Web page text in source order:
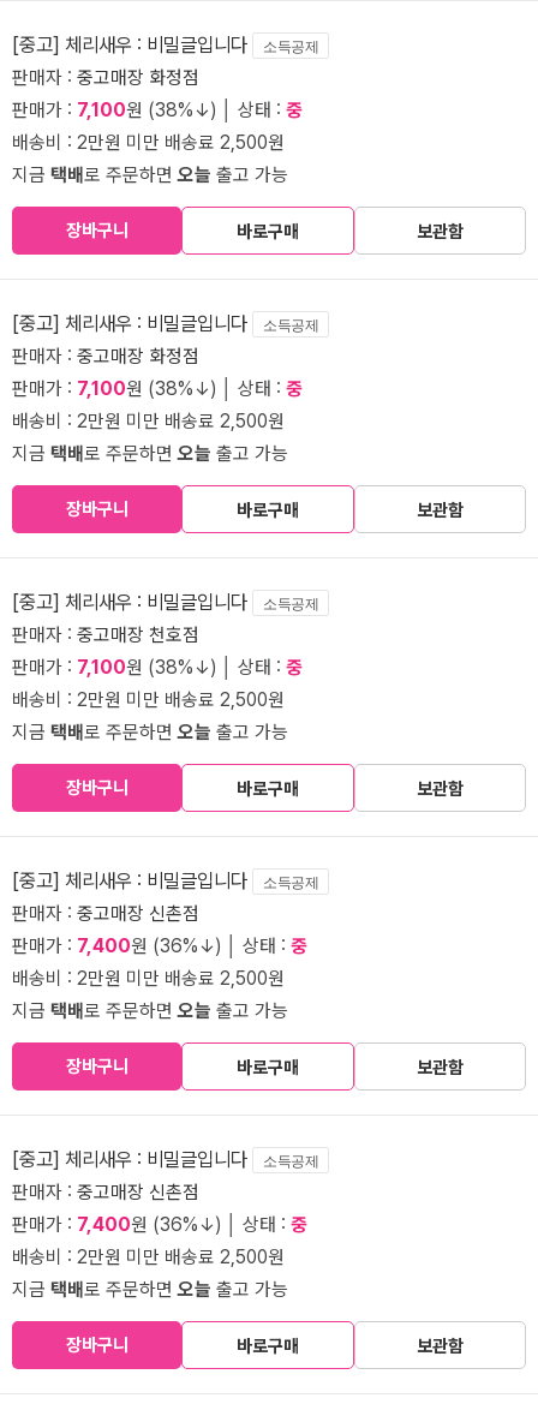
[중고] 체리새우 : 비밀글입니다 소득공제
판매자 : 중고매장 화정점
판매가 : 7,100원 (38%↓) │ 상태 : 중
배송비 : 2만원 미만 배송료 2,500원
지금 택배로 주문하면오늘 출고 가능
장바구니 바로구매 보관함
[중고] 체리새우 : 비밀글입니다 소득공제
판매자 : 중고매장 화정점
판매가 : 7,100원 (38%↓) │ 상태 : 중
배송비 : 2만원 미만 배송료 2,500원
지금 택배로 주문하면오늘 출고 가능
장바구니 바로구매 보관함
[중고] 체리새우 : 비밀글입니다 소득공제
판매자 : 중고매장 천호점
판매가 : 7,100원 (38%↓) │ 상태 : 중
배송비 : 2만원 미만 배송료 2,500원
지금 택배로 주문하면오늘 출고 가능
장바구니 바로구매 보관함
[중고] 체리새우 : 비밀글입니다 소득공제
판매자 : 중고매장 신촌점
판매가 : 7,400원 (36%↓) │ 상태 : 중
배송비 : 2만원 미만 배송료 2,500원
지금 택배로 주문하면오늘 출고 가능
장바구니 바로구매 보관함
[중고] 체리새우 : 비밀글입니다 소득공제
판매자 : 중고매장 신촌점
판매가 : 7,400원 (36%↓) │ 상태 : 중
배송비 : 2만원 미만 배송료 2,500원
지금 택배로 주문하면오늘 출고 가능
장바구니 바로구매 보관함